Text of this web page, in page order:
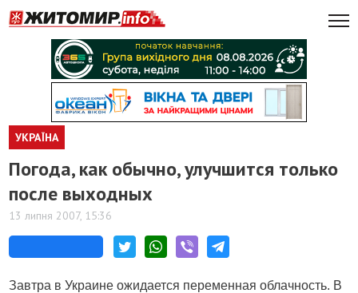
УКРАЇНА
Погода, как обычно, улучшится только
после выходных
13 липня 2007, 15:36
Завтра в Украине ожидается переменная облачность. В